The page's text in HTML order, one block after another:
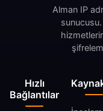
Hızlı
Bağlantılar
Alman IP